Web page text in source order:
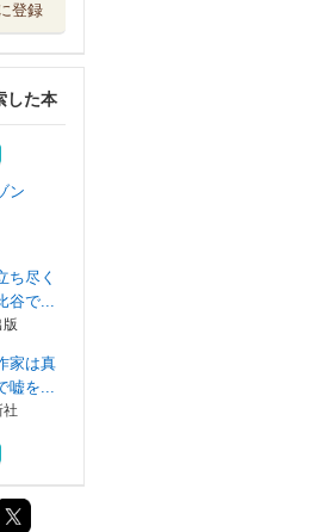
登録
した本
トロウ
ＯＮＡ
ナカ
ン
ち尽く
谷で...
版
家は真
嘘を...
社
ロウ